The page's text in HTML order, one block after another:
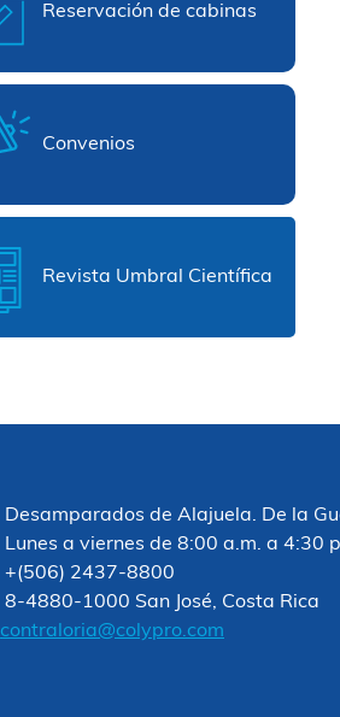
Reservación de cabinas
Convenios
Revista Umbral Científica
Desamparados de Alajuela. De la
Lunes a viernes de 8:00 a.m. a 4:30
+(506) 2437-8800
8-4880-1000 San José, Costa Rica
contraloria@colypro.com